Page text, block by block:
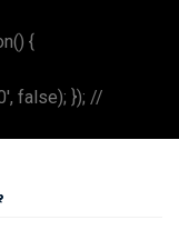
{
false); }); //